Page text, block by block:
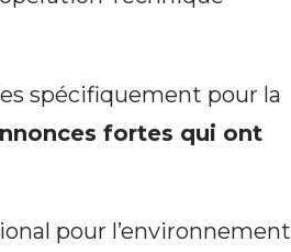
spécifiquement pour la
fortes qui ont
pour l’environnement